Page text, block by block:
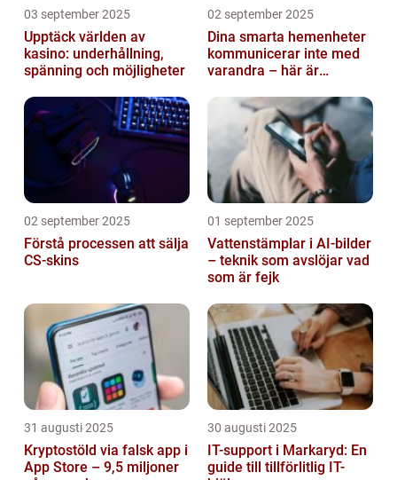
03 september 2025
Upptäck världen av
kasino: underhållning,
spänning och möjligheter
02 september 2025
Dina smarta hemenheter
kommunicerar inte med
varandra – här är
02 september 2025
Förstå processen att sälja
CS-skins
01 september 2025
Vattenstämplar i AI-bilder
– teknik som avslöjar vad
som är fejk
31 augusti 2025
Kryptostöld via falsk app i
App Store – 9,5 miljoner
30 augusti 2025
IT-support i Markaryd: En
guide till tillförlitlig IT-